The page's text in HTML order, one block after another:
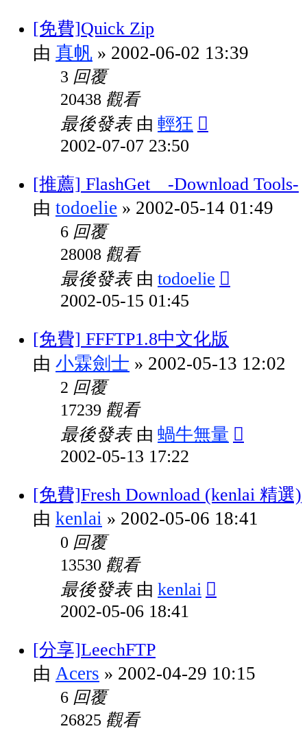
[免費]Quick Zip
由 真帆 » 2002-06-02 13:39
3 回覆
20438 觀看
最後發表 由 輕狂
2002-07-07 23:50
[推薦] FlashGet -Download Tools-
由 todoelie » 2002-05-14 01:49
6 回覆
28008 觀看
最後發表 由 todoelie
2002-05-15 01:45
[免費] FFFTP1.8中文化版
由 小霖劍士 » 2002-05-13 12:02
2 回覆
17239 觀看
最後發表 由 蝸牛無量
2002-05-13 17:22
[免費]Fresh Download (kenlai 精選)
由 kenlai » 2002-05-06 18:41
0 回覆
13530 觀看
最後發表 由 kenlai
2002-05-06 18:41
[分享]LeechFTP
由 Acers » 2002-04-29 10:15
6 回覆
26825 觀看